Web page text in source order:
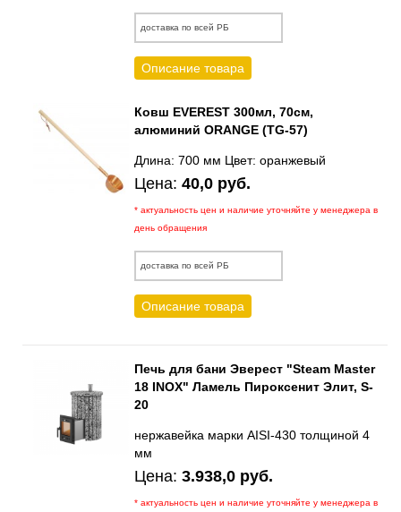
доставка по всей РБ
Описание товара
Ковш EVEREST 300мл, 70см,
алюминий ORANGE (TG-57)
Длина: 700 мм Цвет: оранжевый
Цена: 40,0 руб.
* актуальность цен и наличие уточняйте у менеджера в
день обращения
доставка по всей РБ
Описание товара
Печь для бани Эверест "Steam Master
18 INOX" Ламель Пироксенит Элит, S-
20
нержавейка марки AISI-430 толщиной 4
мм
Цена: 3.938,0 руб.
* актуальность цен и наличие уточняйте у менеджера в